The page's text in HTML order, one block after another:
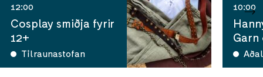
12:00
Cosplay smiðja fyrir
12+
Tilraunastofan
10:00
Garn